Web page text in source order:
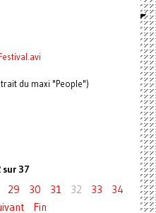
du maxi "People")
sur 37
29 30 31 32 33
34
Fin